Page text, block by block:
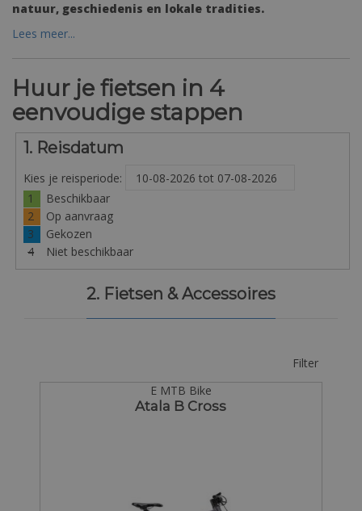
natuur, geschiedenis en lokale tradities.
Lees meer...
Huur je fietsen in 4
eenvoudige stappen
1. Reisdatum
Kies je reisperiode:
1
Beschikbaar
2
Op aanvraag
3
Gekozen
4
Niet beschikbaar
2. Fietsen & Accessoires
Filter
E MTB Bike
Atala B Cross